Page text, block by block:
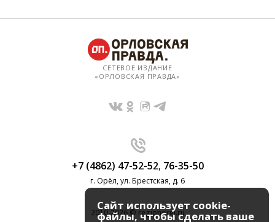
СЕТЕВОЕ ИЗДАНИЕ
«ОРЛОВСКАЯ ПРАВДА»
+7 (4862) 47-52-52, 76-35-50
г. Орёл, ул. Брестская, д. 6
2010-2026 © regionorel.ru
Сайт использует cookie-
файлы, чтобы сделать ваше